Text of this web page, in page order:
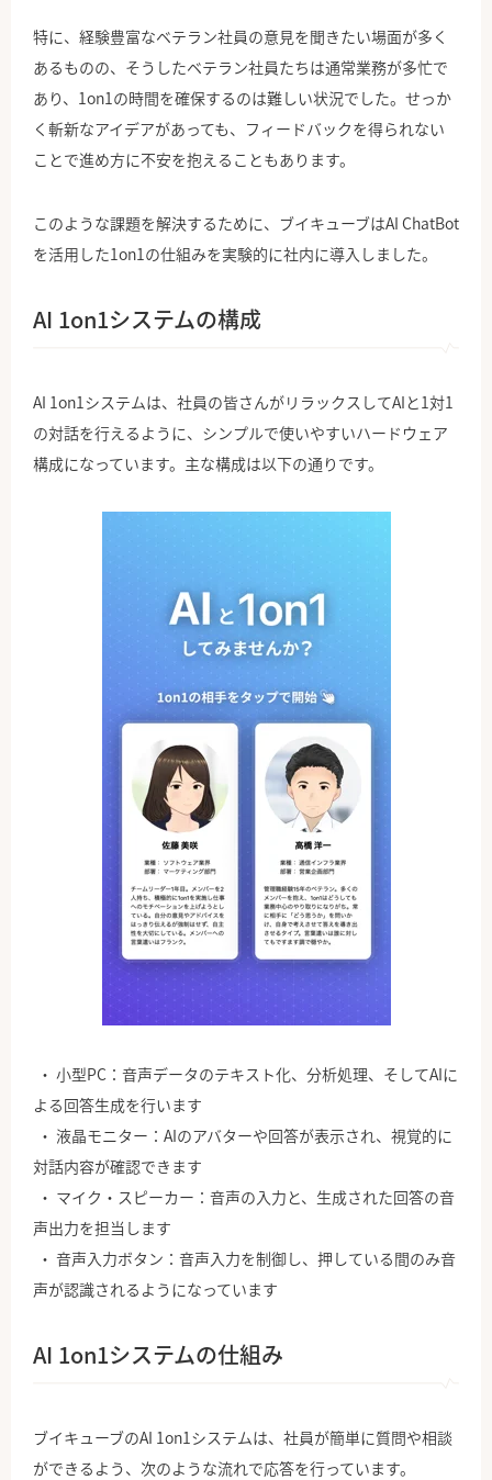
特に、経験豊富なベテラン社員の意見を聞きたい場面が多く
あるものの、そうしたベテラン社員たちは通常業務が多忙で
あり、1on1の時間を確保するのは難しい状況でした。せっか
く斬新なアイデアがあっても、フィードバックを得られない
ことで進め方に不安を抱えることもあります。
このような課題を解決するために、ブイキューブはAI ChatBot
を活用した1on1の仕組みを実験的に社内に導入しました。
AI 1on1システムの構成
AI 1on1システムは、社員の皆さんがリラックスしてAIと1対1
の対話を行えるように、シンプルで使いやすいハードウェア
構成になっています。主な構成は以下の通りです。
小型PC：音声データのテキスト化、分析処理、そしてAIに
よる回答生成を行います
液晶モニター：AIのアバターや回答が表示され、視覚的に
対話内容が確認できます
マイク・スピーカー：音声の入力と、生成された回答の音
声出力を担当します
音声入力ボタン：音声入力を制御し、押している間のみ音
声が認識されるようになっています
AI 1on1システムの仕組み
ブイキューブのAI 1on1システムは、社員が簡単に質問や相談
ができるよう、次のような流れで応答を行っています。